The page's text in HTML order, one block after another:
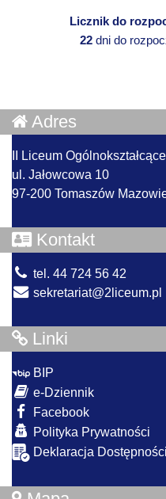
Licznik do
22dni do
Adres
II Liceum
ul. Jałowcowa 10
97-200 Tomaszów
Kontakt
tel. 44 724 56 42
sekretariat@2liceum.pl
Linki
BIP
e-Dziennik
Facebook
Polityka Prywatności
Deklaracja Dostępności